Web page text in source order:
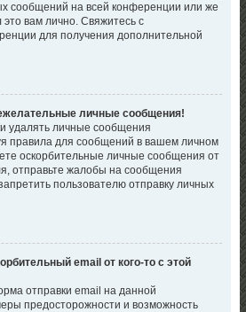
сообщений на всей конференции или же
вам лично. Свяжитесь с
для получения дополнительной
личные сообщения!
удалять личные сообщения
правила для сообщений в вашем личном
оскорбительные личные сообщения от
отправьте жалобы на сообщения
пользователю отправку личных
email от кого-то с этой
отправки email на данной
предосторожности и возможность